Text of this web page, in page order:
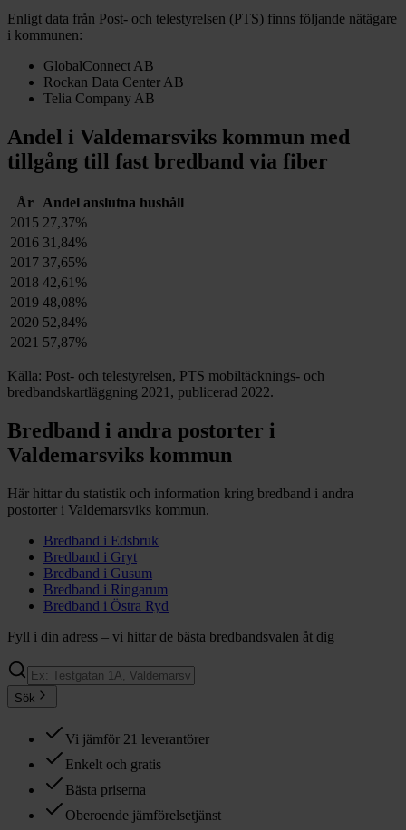
Enligt data från Post- och telestyrelsen (PTS) finns följande nätägare
i kommunen:
GlobalConnect AB
Rockan Data Center AB
Telia Company AB
Andel i Valdemarsviks kommun med
tillgång till fast bredband via fiber
År
Andel anslutna hushåll
2015 27,37%
2016 31,84%
2017 37,65%
2018 42,61%
2019 48,08%
2020 52,84%
2021 57,87%
Källa: Post- och telestyrelsen, PTS mobiltäcknings- och
bredbandskartläggning 2021, publicerad 2022.
Bredband i andra postorter i
Valdemarsviks kommun
Här hittar du statistik och information kring bredband i andra
postorter i Valdemarsviks kommun.
Bredband i Edsbruk
Bredband i Gryt
Bredband i Gusum
Bredband i Ringarum
Bredband i Östra Ryd
Fyll i din adress – vi hittar de bästa bredbandsvalen åt dig
Sök
Vi jämför 21 leverantörer
Enkelt och gratis
Bästa priserna
Oberoende jämförelsetjänst